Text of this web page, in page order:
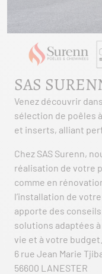
SAS
Venez découvrir
sélection de poêles
et inserts, alliant
Chez SAS Surenn,
réalisation de votre
comme en
l’installation de
apporte des
solutions adaptées
vie et à votre budget.
6 rue Jean Marie
56600 LANESTER